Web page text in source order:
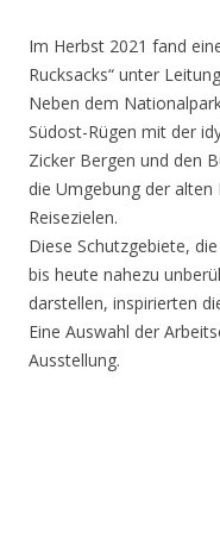
Im Herbst 2021 fand
Rucksacks“ unter
Neben dem
Südost-Rügen mit der
Zicker Bergen und den
die Umgebung der alten
Reisezielen.
Diese Schutzgebiete,
bis heute nahezu
darstellen, inspirierten
Eine Auswahl der
Ausstellung.